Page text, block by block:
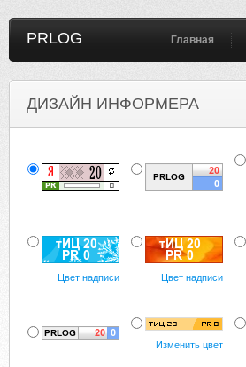
PRLOG Главная
ДИЗАЙН ИНФОРМЕРА
Цвет надписи Цвет надписи
Изменить цвет